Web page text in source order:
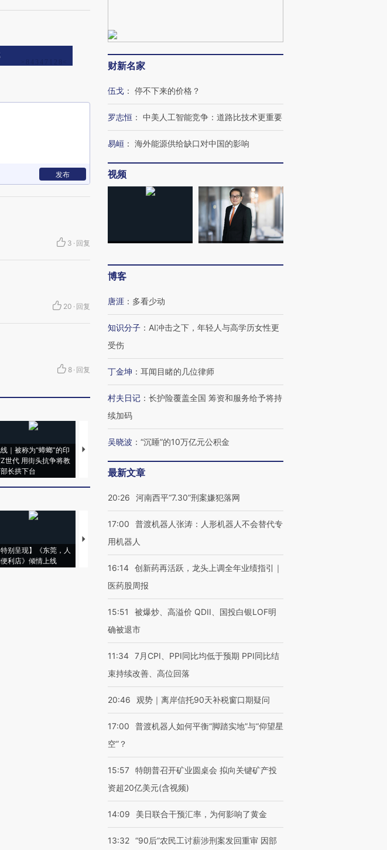
发布
3 · 回复
20 · 回复
8 · 回复
｜被称为“蟑螂”的印
世代 用街头抗争将教
长拱下台
视线｜“入侵”还是“人道危
机”？难民潮撕裂西班牙
飞地休达
128毫米 紧急转移近
雨 3小时累计雨量超80毫
特别呈现】《东莞，人
利店》倾情上线
【推广】走进第四届链博
财新名家
伍戈 ： 停不下来的价格？
罗志恒 ： 中美人工智能竞争：道路比技术更重要
易峘 ： 海外能源供给缺口对中国的影响
视频
博客
唐涯 ： 多看少动
知识分子 ： AI冲击之下，年轻人与高学历女性更
受伤
丁金坤 ： 耳闻目睹的几位律师
村夫日记 ： 长护险覆盖全国 筹资和服务给予将持
续加码
吴晓波 ： “沉睡”的10万亿元公积金
最新文章
20:26 河南西平“7.30”刑案嫌犯落网
17:00
普渡机器人张涛：人形机器人不会替代专
用机器人
16:14 创新药再活跃，龙头上调全年业绩指引｜
医药股周报
15:51
被爆炒、高溢价 QDII、国投白银LOF明
确被退市
11:34 7月CPI、PPI同比均低于预期 PPI同比结
束持续改善、高位回落
20:46 观势｜离岸信托90天补税窗口期疑问
17:00
普渡机器人如何平衡“脚踏实地”与“仰望星
空”？
15:57 特朗普召开矿业圆桌会 拟向关键矿产投
资超20亿美元(含视频)
14:09 美日联合干预汇率，为何影响了黄金
13:32 “90后”农民工讨薪涉刑案发回重审 因部